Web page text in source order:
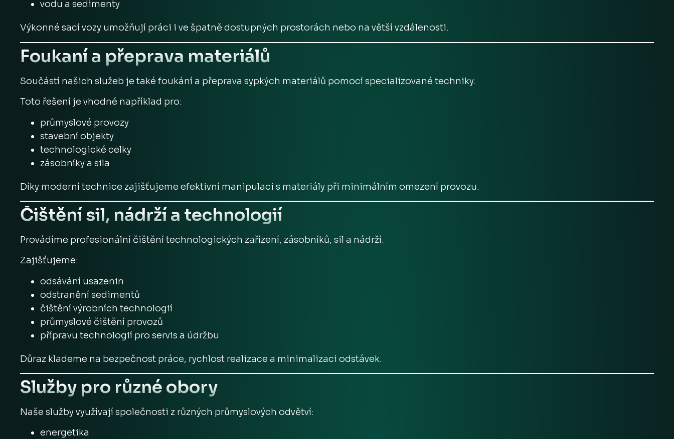
vodu a sedimenty
Výkonné sací vozy umožňují práci i ve špatně dostupných prostorách nebo na větší vzdálenosti.
Foukaní a přeprava materiálů
Součástí našich služeb je také foukání a přeprava sypkých materiálů pomocí specializované techniky.
Toto řešení je vhodné například pro:
průmyslové provozy
stavební objekty
technologické celky
zásobníky a sila
Díky moderní technice zajišťujeme efektivní manipulaci s materiály při minimálním omezení provozu.
Čištění sil, nádrží a technologií
Provádíme profesionální čištění technologických zařízení, zásobníků, sil a nádrží.
Zajišťujeme:
odsávání usazenin
odstranění sedimentů
čištění výrobních technologií
průmyslové čištění provozů
přípravu technologií pro servis a údržbu
Důraz klademe na bezpečnost práce, rychlost realizace a minimalizaci odstávek.
Služby pro různé obory
Naše služby využívají společnosti z různých průmyslových odvětví:
energetika